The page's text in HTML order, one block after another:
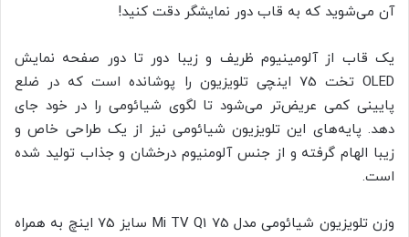
آن می‌شوید که به قاب دور نمایشگر دقت کنید!
یک قاب از آلومینیوم ظریف و زیبا دور تا دور صفحه نمایش
OLED تخت 75 اینچی تلویزیون را پوشانده است که در ضلع
پایینی کمی عریض‌تر می‌شود تا لگوی شیائومی را در خود جای
دهد. پایه‌های این تلویزیون شیائومی نیز از یک طراحی خاص و
زیبا الهام گرفته و از جنس آلومنیوم درخشان و جذاب تولید شده
است.
وزن تلویزیون شیائومی مدل Mi TV Q1 75 سایز 75 اینچ به همراه